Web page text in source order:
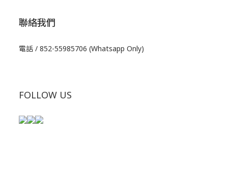
聯絡我們
電話 / 852-55985706 (Whatsapp Only)
FOLLOW US